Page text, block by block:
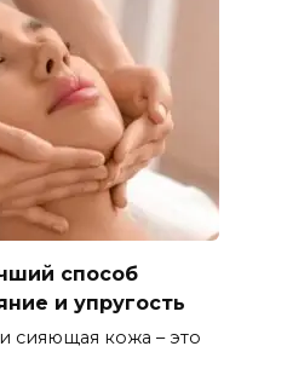
способ
и упругость
сияющая кожа – это